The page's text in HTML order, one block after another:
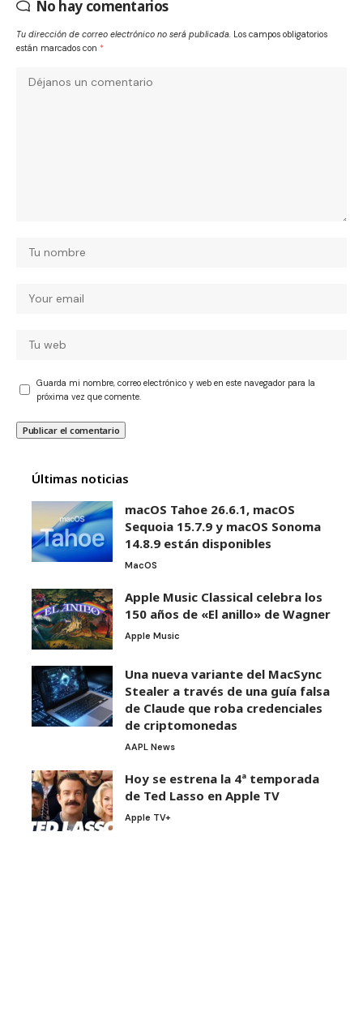
No hay comentarios
Tu dirección de correo electrónico no será publicada. Los campos obligatorios
están marcados con *
Guarda mi nombre, correo electrónico y web en este navegador para la
próxima vez que comente.
Últimas noticias
macOS Tahoe 26.6.1, macOS
Sequoia 15.7.9 y macOS Sonoma
14.8.9 están disponibles
MacOS
Apple Music Classical celebra los
150 años de «El anillo» de Wagner
Apple Music
Una nueva variante del MacSync
Stealer a través de una guía falsa
de Claude que roba credenciales
de criptomonedas
AAPL News
Hoy se estrena la 4ª temporada
de Ted Lasso en Apple TV
Apple TV+